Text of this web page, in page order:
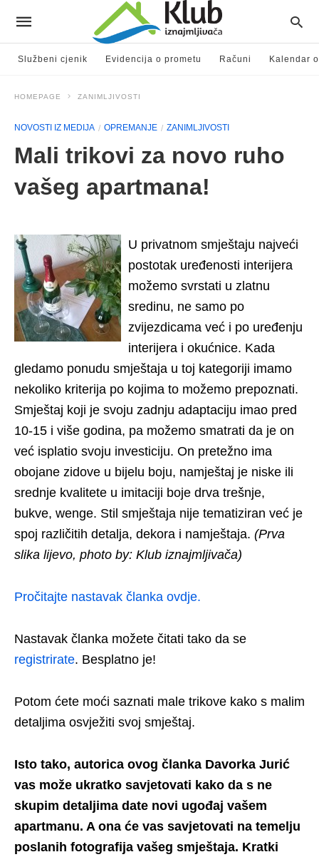
Službeni cjenik Evidencija o prometu Računi Kalendar
HOMEPAGE ZANIMLJIVOSTI
NOVOSTI IZ MEDIJA OPREMANJE ZANIMLJIVOSTI
Mali trikovi za novo ruho
vašeg apartmana!
U privatnom smještaju najveći
postotak uređenosti interijera
možemo svrstati u zlatnu
sredinu, ne samo po
zvijezdicama već i po uređenju
interijera i okućnice. Kada
gledamo ponudu smještaja u toj kategoriji imamo
nekoliko kriterija po kojima to možemo prepoznati.
Smještaj koji je svoju zadnju adaptaciju imao pred
10-15 i više godina, pa možemo smatrati da je on
već isplatio svoju investiciju. On pretežno ima
obojane zidove u bijelu boju, namještaj je niske ili
srednje kvalitete u imitaciji boje drva trešnje,
bukve, wenge. Stil smještaja nije tematiziran već je
spoj različitih detalja, dekora i namještaja. (Prva
slika lijevo, photo by: Klub iznajmljivača)
Pročitajte nastavak članka ovdje.
Nastavak članka možete čitati tako da se
registrirate. Besplatno je!
Potom ćete moći saznati male trikove kako s malim
detaljima osvježiti svoj smještaj.
Isto tako, autorica ovog članka Davorka Jurić
vas može ukratko savjetovati kako da s ne
skupim detaljima date novi ugođaj vašem
apartmanu. A ona će vas savjetovati na temelju
poslanih fotografija vašeg smještaja. Kratki